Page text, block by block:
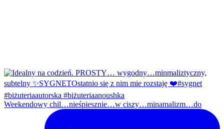
Weekendowy chil…nieśpiesznie…w ciszy…minamalizm…do